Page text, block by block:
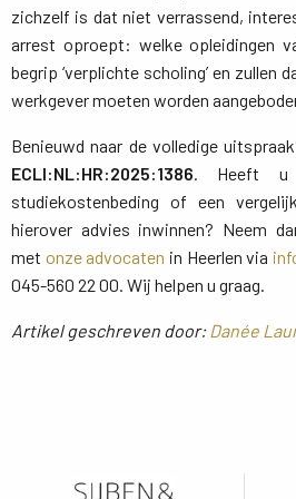
zichzelf is dat niet verrassend,
arrest oproept: welke opleidingen
begrip ‘verplichte scholing’ en zullen
werkgever moeten worden
Benieuwd naar de volledige
ECLI:NL:HR:2025:1386. Heeft u
studiekostenbeding of een
hierover advies inwinnen? Neem
met onze advocaten in Heerlen via
045-560 22 00. Wij helpen u graag.
Artikel geschreven door:Danée